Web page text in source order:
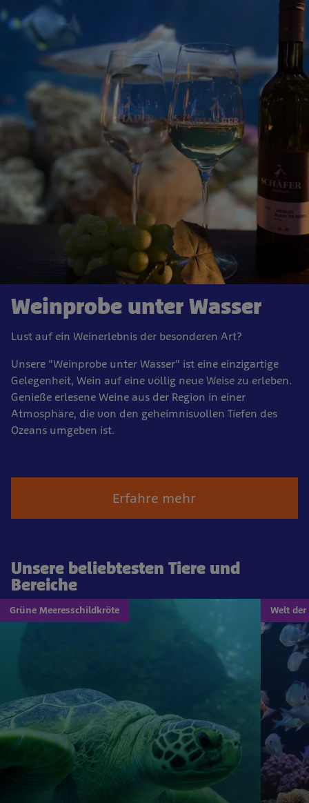
Weinprobe unter Wasser
Lust auf ein Weinerlebnis der besonderen Art?
Unsere "Weinprobe unter Wasser" ist eine einzigartige
Gelegenheit, Wein auf eine völlig neue Weise zu erleben.
Genieße erlesene Weine aus der Region in einer
Atmosphäre, die von den geheimnisvollen Tiefen des
Ozeans umgeben ist.
Erfahre mehr
Unsere beliebtesten Tiere und
Bereiche
Grüne Meeresschildkröte Welt